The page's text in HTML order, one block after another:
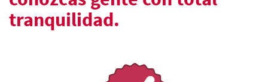
tranquilidad.